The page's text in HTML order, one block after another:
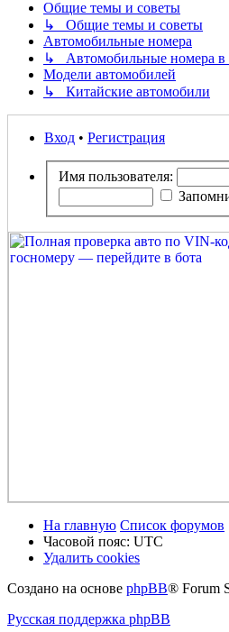
Общие темы и советы
↳ Общие темы и советы
Автомобильные номера
↳ Автомобильные номера в
Модели автомобилей
↳ Китайские автомобили
Вход • Регистрация
Имя пользователя:
На главную Список форумов
Часовой пояс: UTC
Удалить cookies
Создано на основе phpBB® Forum
Русская поддержка phpBB